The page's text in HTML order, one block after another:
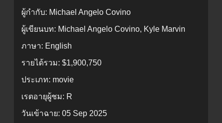
ผู้กำกับ: Michael Angelo Covino
ผู้เขียนบท: Michael Angelo Covino, Kyle Marvin
ภาษา: English
รายได้รวม: $1,900,750
ประเภท: movie
เรตอายุผู้ชม: R
วันเข้าฉาย: 05 Sep 2025